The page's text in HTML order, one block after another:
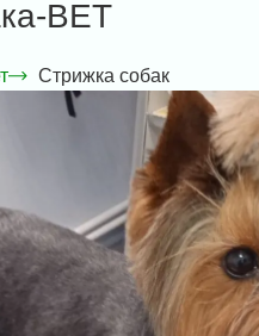
ВЕТ
Стрижка собак